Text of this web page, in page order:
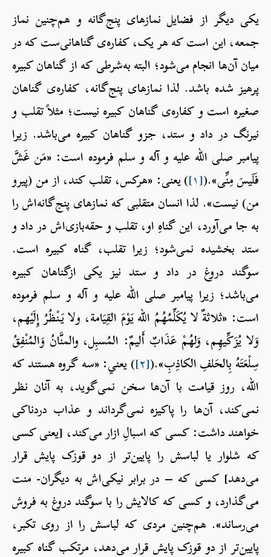
یکی دیگر از فضایل نمازهای پنج‌گانه و هم‌چنین نماز
جمعه، این است که هر یک، کفاره‌ی گناهانی‌ست که در
میان آن‌ها انجام می‌شود؛ البته به‌شرطی که از گناهان کبیره
پرهیز شده باشد. لذا نمازهای پنج‌گانه، کفاره‌ی گناهان
صغیره است و کفاره‌ی گناهان کبیره نیست؛ مثلاً تقلب و
نیرنگ در داد و ستد، جزو گناهان کبیره می‌باشد. زیرا
پیامبر صلی الله علیه و آله و سلم فرموده است: «مَن غَشَّ
فَلَيسَ مِنِّی».([۱] ) یعنی: «هرکس، تقلب کند، از من (پیرو
من) نیست». لذا انسان متقلبی که نمازهای پنج‌گانه‌اش را
به جا می‌آورد، این گناهِ او، تقلب و حقه‌بازی‌اش در داد و
ستد بخشیده نمی‌شود؛ زیرا تقلب، گناه کبیره است.
سوگند دروغ در داد و ستد نیز یکی ازگناهان کبیره
می‌باشد؛ زیرا پیامبر صلی الله علیه و آله و سلم فرموده
است: «ثلاثةٌ لا يُكَلِّمُهُمُ الله يَوْمَ القِيَامة، ولا يَنْظُرُ إِلَيْهم،
وَلا يُزَكِّيهِم، وَلهُمْ عَذَابٌ أَليمٌ: المُسبِل، والمنَّانُ وَالمُنْفِقُ
سِلْعَتَهُ بِالحَلفِ الكاذِبِ».([۲] ) يعني: «سه گروه هستند که
الله، روز قیامت با آن‌ها سخن نمی‌گوید، به آنان نظر
نمی‌کند، آن‌ها را پاکیزه نمی‌گرداند و عذاب دردناکی
خواهند داشت: کسی که اسبالِ ازار می‌کند، [یعنی کسی
که شلوار یا لباسش را پایین‌تر از دو قوزک پایش قرار
می‌دهد] کسی که – در برابر نیکی‌اش به دیگران- منت
می‌گذارد، و کسی که کالایش را با سوگند دروغ به‌ فروش
می‌رساند». هم‌چنین مردی که لباسش را از روی تکبر،
پایین‌تر از دو قوزک پایش قرار می‌دهد، مرتکب گناه کبیره